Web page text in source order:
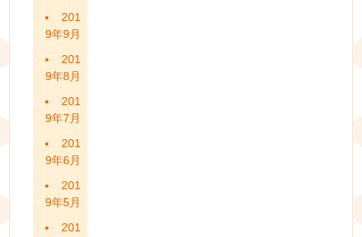
201
9年9月
201
9年8月
201
9年7月
201
9年6月
201
9年5月
201